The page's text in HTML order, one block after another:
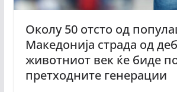
Околу 50 отсто од
Македонија страда од
животниот век ќе биде
претходните генерации